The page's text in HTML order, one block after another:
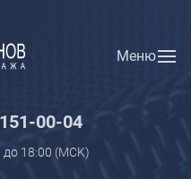
Меню
00-04
до 18:00 (МCK)